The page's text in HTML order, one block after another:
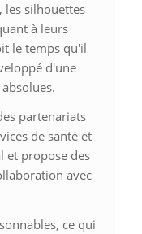
les silhouettes
à leurs
le temps qu'il
d'une
partenariats
de santé et
et propose des
avec
ce qui